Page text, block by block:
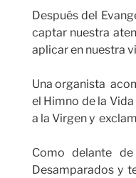
Después del
captar nuestra
aplicar en nuestra
Una organista
el Himno de la
a la Virgen y
Como delante
Desamparados y